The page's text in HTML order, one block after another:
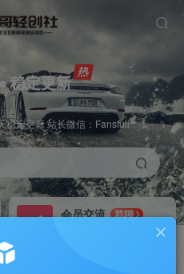
稳定更新
稳定更新 站长微信：Fansfuli
会员交流
群聊